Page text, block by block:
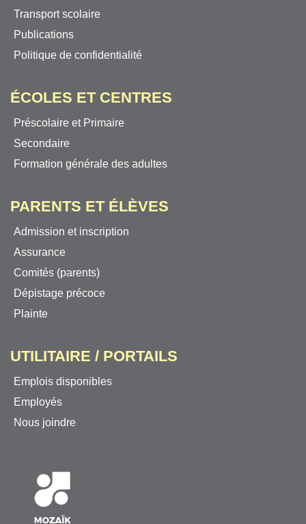
Transport scolaire
Publications
Politique de confidentialité
ÉCOLES ET CENTRES
Préscolaire et Primaire
Secondaire
Formation générale des adultes
PARENTS ET ÉLÈVES
Admission et inscription
Assurance
Comités (parents)
Dépistage précoce
Plainte
UTILITAIRE / PORTAILS
Emplois disponibles
Employés
Nous joindre